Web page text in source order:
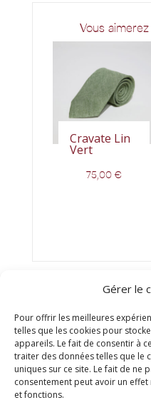
Gérer le
Pour offrir les meilleures
telles que les cookies pour
appareils. Le fait de consentir à
traiter des données telles que le
uniques sur ce site. Le fait de ne
consentement peut avoir un
et fonctions.
Vous
Cravate Lin
Vert
75,00 €
© Titien 2025